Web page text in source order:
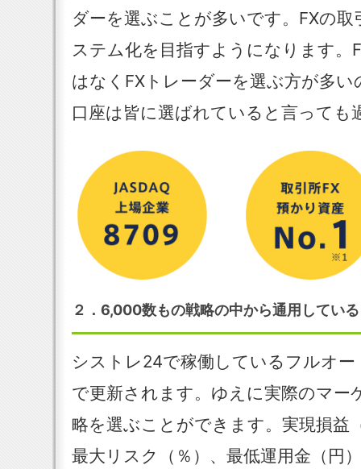
ダーを選ぶことが多いです。FXの
ステム化を目指すようになります。
はなくFXトレーダーを選ぶ方が多
口座は皆に選ばれていると言っても
２．6,000数もの戦略の中から通用してい
シストレ24で稼働しているフルオ
で更新されます。ゆえに実際のマー
略を選ぶことができます。実現損益
最大リスク（％）、最低運用金（円